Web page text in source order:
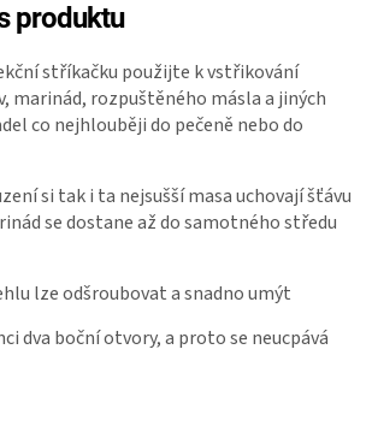
produktu
stříkačku použijte k vstřikování
marinád, rozpuštěného másla a jiných
co nejhlouběji do pečeně nebo do
si tak i ta nejsušší masa uchovají šťávu
se dostane až do samotného středu
lze odšroubovat a snadno umýt
dva boční otvory, a proto se neucpává